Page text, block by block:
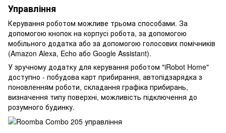
Управління
Керування роботом можливе трьома способами. За
допомогою кнопок на корпусі робота, за допомогою
мобільного додатка або за допомогою голосових помічників
(Amazon Alexa, Echo або Google Assistant).
У зручному додатку для керування роботом "iRobot Home"
доступно - побудова карт прибирання, автопідзарядка з
поновленням роботи, складання графіка прибирань,
визначення типу поверхні, можливість підключення до
розумного будинку.